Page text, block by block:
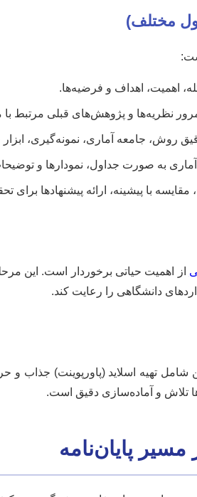
اهمیت، اهداف و فرضیه‌ها.
نظریه‌ها و پژوهش‌های قبلی مرتبط
روش، جامعه آماری، نمونه‌گیری،
آماری به صورت جداول، نمودارها و
مقایسه با پیشینه، ارائه پیشنهادها برای
از اهمیت حیاتی برخوردار است. این
دانشگاهی را رعایت کند.
تهیه اسلاید (پاورپوینت) جذاب و
تلاش و آماده‌سازی دقیق است.
پایان‌نامه